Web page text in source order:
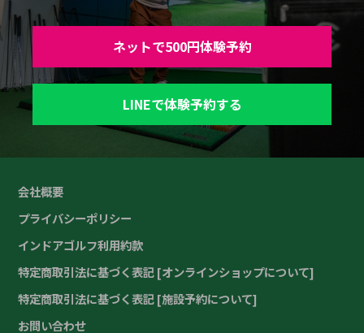
ネットで500円体験予約
LINEで体験予約する
会社概要
プライバシーポリシー
インドアゴルフ利用約款
特定商取引法に基づく表記 [オンラインショップについて]
特定商取引法に基づく表記 [施設予約について]
お問い合わせ